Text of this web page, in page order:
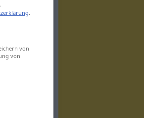
.
von
von